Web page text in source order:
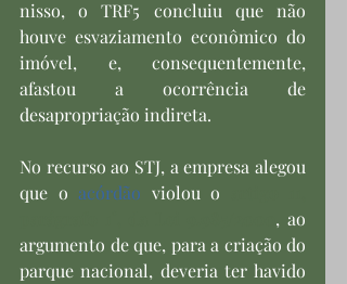
nisso, o TRF5 concluiu que não
houve esvaziamento econômico do
imóvel, e, consequentemente,
afastou a ocorrência de
desapropriação indireta.
No recurso ao STJ, a empresa alegou
que o acórdão violou o
, ao
argumento de que, para a criação do
parque nacional, deveria ter havido